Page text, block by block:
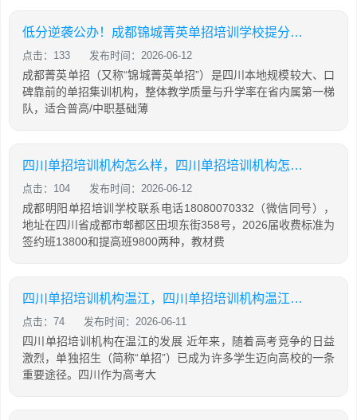
低分逆袭公办！成都锦城菁英单招培训学校提分攻略
点击：133 发布时间：2026-06-12
成都菁英单招（又称“锦城菁英单招”）是四川本地规模较大、口
碑靠前的单招集训机构，整体教学质量与升学率在省内属第一梯
队，适合普高/中职基础薄
四川单招培训机构怎么样，四川单招培训机构怎么样知乎
点击：104 发布时间：2026-06-12
成都明阳单招培训学校联系电话18080070332（微信同号），
地址在四川省成都市郫都区田坝东街358号，2026届收费标准为
签约班13800和提高班9800两种，教材费
四川单招培训机构温江，四川单招培训机构温江有哪些
点击：74 发布时间：2026-06-11
四川单招培训机构在温江的发展 近年来，随着高考竞争的日益
激烈，单独招生（简称“单招”）已成为许多学生迈向高校的一条
重要途径。四川作为高考大